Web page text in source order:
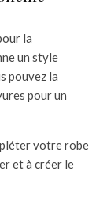
la
un style
pouvez la
pour un
votre robe
et à créer le